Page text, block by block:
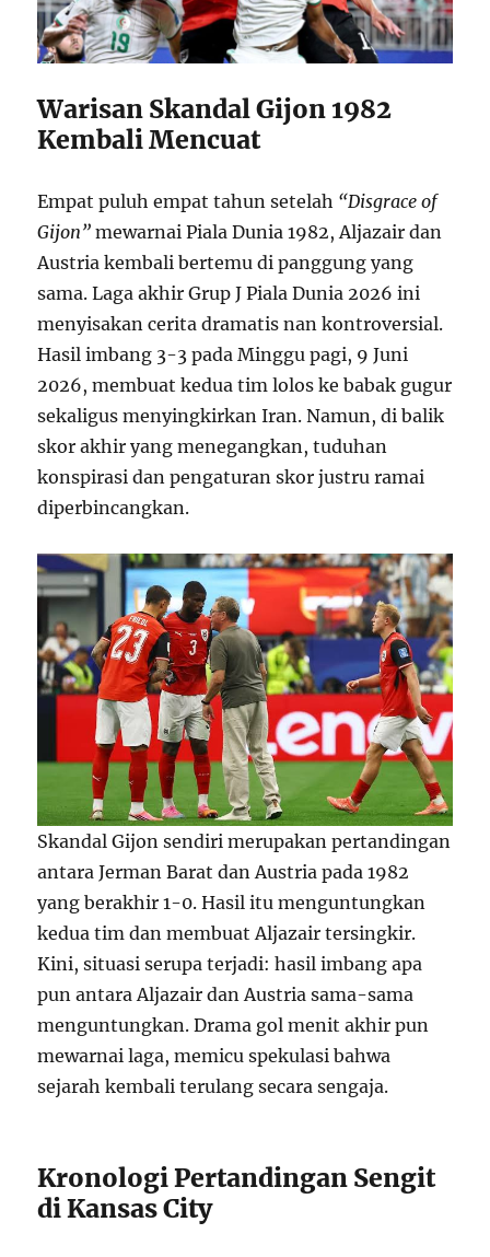
Warisan Skandal Gijon 1982
Kembali Mencuat
Empat puluh empat tahun setelah “Disgrace of
Gijon” mewarnai Piala Dunia 1982, Aljazair dan
Austria kembali bertemu di panggung yang
sama. Laga akhir Grup J Piala Dunia 2026 ini
menyisakan cerita dramatis nan kontroversial.
Hasil imbang 3-3 pada Minggu pagi, 9 Juni
2026, membuat kedua tim lolos ke babak gugur
sekaligus menyingkirkan Iran. Namun, di balik
skor akhir yang menegangkan, tuduhan
konspirasi dan pengaturan skor justru ramai
diperbincangkan.
Skandal Gijon sendiri merupakan pertandingan
antara Jerman Barat dan Austria pada 1982
yang berakhir 1-0. Hasil itu menguntungkan
kedua tim dan membuat Aljazair tersingkir.
Kini, situasi serupa terjadi: hasil imbang apa
pun antara Aljazair dan Austria sama-sama
menguntungkan. Drama gol menit akhir pun
mewarnai laga, memicu spekulasi bahwa
sejarah kembali terulang secara sengaja.
Kronologi Pertandingan Sengit
di Kansas City